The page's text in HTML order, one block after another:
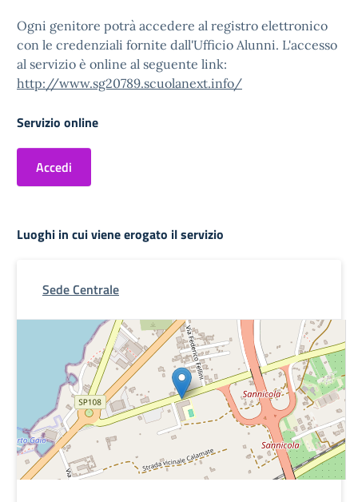
Ogni genitore potrà accedere al registro elettronico
con le credenziali fornite dall'Ufficio Alunni. L'accesso
al servizio è online al seguente link:
http://www.sg20789.scuolanext.info/
Servizio online
Accedi
Luoghi in cui viene erogato il servizio
Sede Centrale